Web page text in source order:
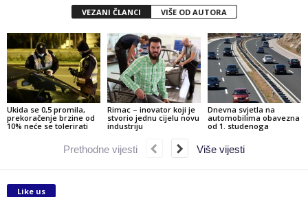
VEZANI ČLANCI VIŠE OD AUTORA
Ukida se 0,5 promila,
prekoračenje brzine od
10% neće se tolerirati
Rimac – inovator koji je
stvorio jednu cijelu novu
industriju
Dnevna svjetla na
automobilima obavezna
od 1. studenoga
Prethodne vijesti Više vijesti
Like us